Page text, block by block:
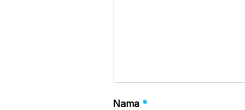
Nama *